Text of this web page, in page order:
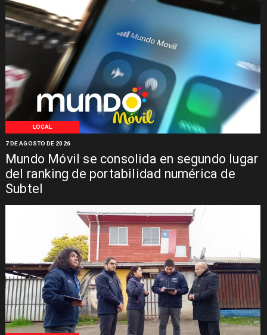
LOCAL
Mundo Móvil se consolida en segundo lugar
del ranking de portabilidad numérica de
Subtel
7 DE AGOSTO DE 2026